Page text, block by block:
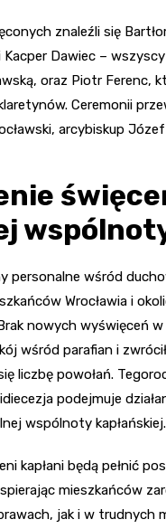
znaleźli się
Kacper Dawiec –
oraz Piotr Ferenc,
Ceremonii
arcybiskup Józef
personalne wśród
Wrocławia i
nowych wyświęceń w
wśród parafian i
liczbę powołań.
podejmuje
wspólnoty kapłańskiej.
kapłani będą pełnić
mieszkańców
jak i w trudnych